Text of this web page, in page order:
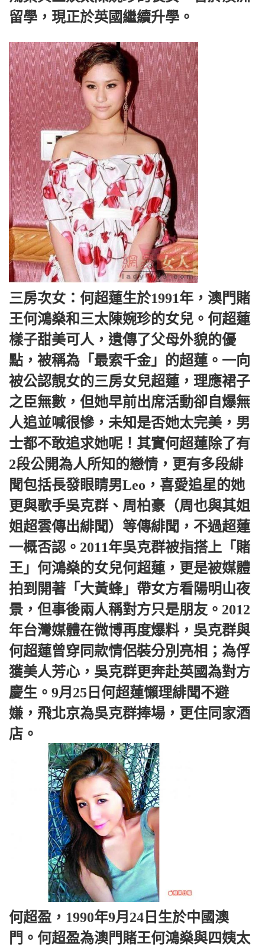
留學，現正於英國繼續升學。
三房次女：何超蓮生於1991年，澳門賭
王何鴻燊和三太陳婉珍的女兒。何超蓮
樣子甜美可人，遺傳了父母外貌的優
點，被稱為「最索千金」的超蓮。一向
被公認靚女的三房女兒超蓮，理應裙子
之臣無數，但她早前出席活動卻自爆無
人追並喊很慘，未知是否她太完美，男
士都不敢追求她呢！其實何超蓮除了有
2段公開為人所知的戀情，更有多段緋
聞包括長發眼睛男Leo，喜愛追星的她
更與歌手吳克群、周柏豪（周也與其姐
姐超雲傳出緋聞）等傳緋聞，不過超蓮
一概否認。2011年吳克群被指搭上「賭
王」何鴻燊的女兒何超蓮，更是被媒體
拍到開著「大黃蜂」帶女方看陽明山夜
景，但事後兩人稱對方只是朋友。2012
年台灣媒體在微博再度爆料，吳克群與
何超蓮曾穿同款情侶裝分別亮相；為俘
獲美人芳心，吳克群更奔赴英國為對方
慶生。9月25日何超蓮懶理緋聞不避
嫌，飛北京為吳克群捧場，更住同家酒
店。
何超盈，1990年9月24日生於中國澳
門。何超盈為澳門賭王何鴻燊與四姨太